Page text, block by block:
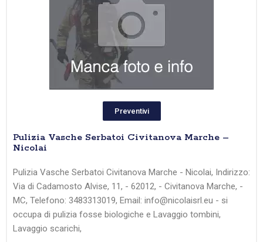
Preventivi
Pulizia Vasche Serbatoi Civitanova Marche –
Nicolai
Pulizia Vasche Serbatoi Civitanova Marche - Nicolai, Indirizzo:
Via di Cadamosto Alvise, 11, - 62012, - Civitanova Marche, -
MC, Telefono: 3483313019, Email: info@nicolaisrl.eu - si
occupa di pulizia fosse biologiche e Lavaggio tombini,
Lavaggio scarichi,